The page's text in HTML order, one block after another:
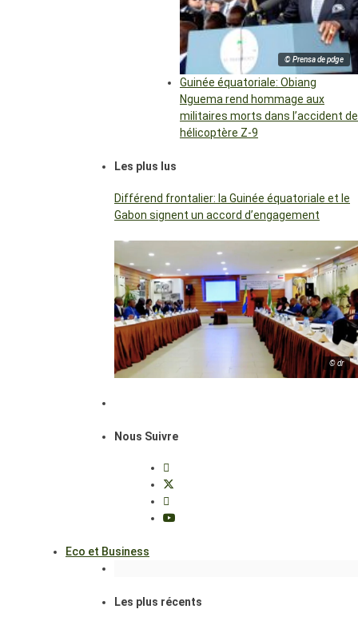
© Prensa de pdge
Guinée équatoriale: Obiang
Nguema rend hommage aux
militaires morts dans l’accident de
hélicoptère Z-9
Les plus lus
Différend frontalier: la Guinée équatoriale et le
Gabon signent un accord d’engagement
© dr
Nous Suivre
Eco et Business
Les plus récents